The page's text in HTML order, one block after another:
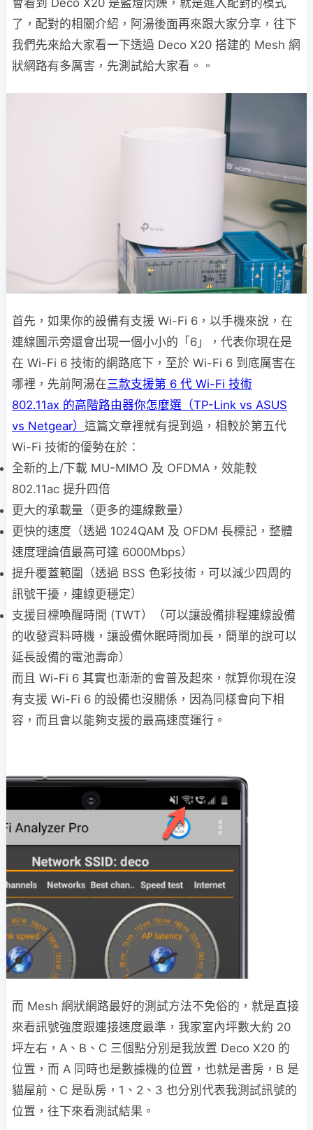
了，配對的相關介紹，阿湯後面再來跟大家分享，往下
我們先來給大家看一下透過 Deco X20 搭建的 Mesh 網
狀網路有多厲害，先測試給大家看。。
首先，如果你的設備有支援 Wi-Fi 6，以手機來說，在
連線圖示旁還會出現一個小小的「6」，代表你現在是
在 Wi-Fi 6 技術的網路底下，至於 Wi-Fi 6 到底厲害在
哪裡，先前阿湯在三款支援第 6 代 Wi-Fi 技術
802.11ax 的高階路由器你怎麼選（TP-Link vs ASUS
vs Netgear） 這篇文章裡就有提到過，相較於第五代
Wi-Fi 技術的優勢在於：
全新的上/下載 MU-MIMO 及 OFDMA，效能較
802.11ac 提升四倍
更大的承載量（更多的連線數量）
更快的速度（透過 1024QAM 及 OFDM 長標記，整體
速度理論值最高可達 6000Mbps）
提升覆蓋範圍（透過 BSS 色彩技術，可以減少四周的
訊號干擾，連線更穩定）
支援目標喚醒時間 (TWT）（可以讓設備排程連線設備
的收發資料時機，讓設備休眠時間加長，簡單的說可以
延長設備的電池壽命）
而且 Wi-Fi 6 其實也漸漸的會普及起來，就算你現在沒
有支援 Wi-Fi 6 的設備也沒關係，因為同樣會向下相
容，而且會以能夠支援的最高速度運行。
而 Mesh 網狀網路最好的測試方法不免俗的，就是直接
來看訊號強度跟連接速度最準，我家室內坪數大約 20
坪左右，A、B、C 三個點分別是我放置 Deco X20 的
位置，而 A 同時也是數據機的位置，也就是書房，B 是
貓屋前、C 是臥房，1、2、3 也分別代表我測試訊號的
位置，往下來看測試結果。